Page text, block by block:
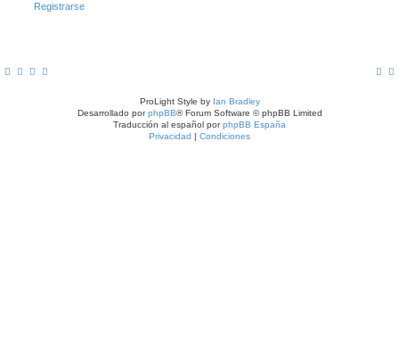
Registrarse
ProLight Style by Ian Bradley
Desarrollado porphpBB® Forum Software © phpBB Limited
Traducción al español porphpBB España
Privacidad | Condiciones